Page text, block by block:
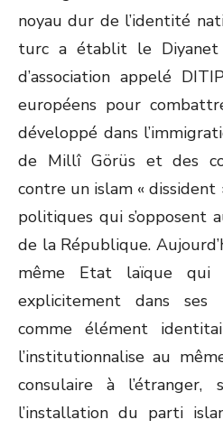
noyau dur de l’identité
turc a établit le Diyanet
d’association appelé
européens pour
développé dans
de Millî Görüs et des
contre un islam «
politiques qui s’opposent
de la République.
même Etat laïque qui
explicitement dans ses
comme élément
l’institutionnalise au
consulaire à l’étranger,
l’installation du parti